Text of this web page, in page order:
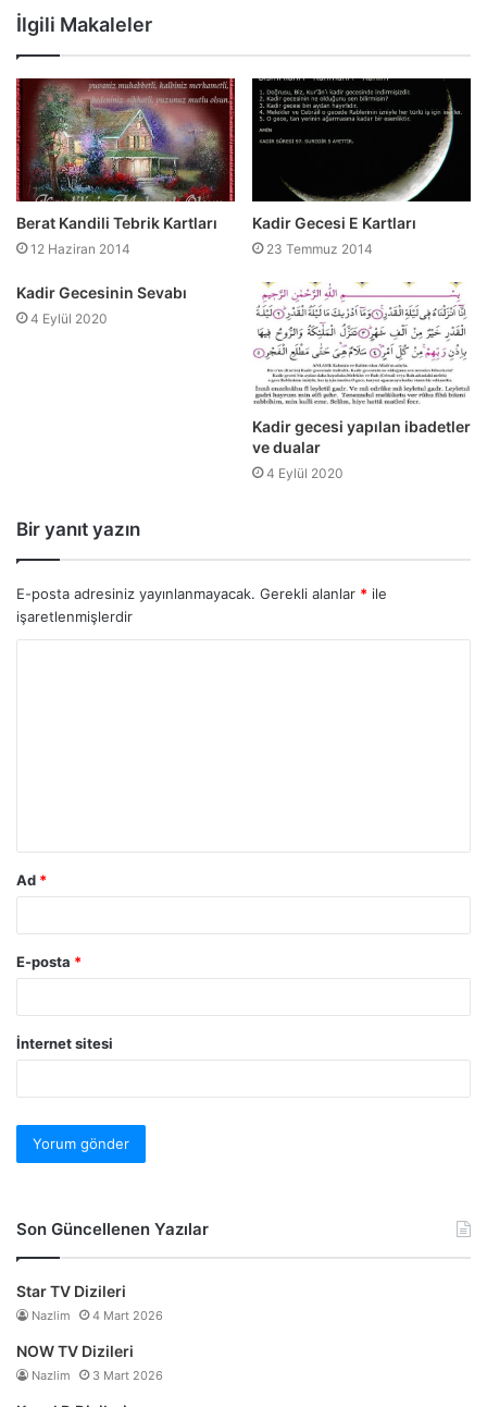
İlgili Makaleler
Berat Kandili Tebrik Kartları
12 Haziran 2014
Kadir Gecesi E Kartları
23 Temmuz 2014
Kadir Gecesinin Sevabı
4 Eylül 2020
Kadir gecesi yapılan ibadetler
ve dualar
4 Eylül 2020
Bir yanıt yazın
E-posta adresiniz yayınlanmayacak. Gerekli alanlar * ile
işaretlenmişlerdir
Ad *
E-posta *
İnternet sitesi
Son Güncellenen Yazılar
Star TV Dizileri
Nazlim 4 Mart 2026
NOW TV Dizileri
Nazlim 3 Mart 2026